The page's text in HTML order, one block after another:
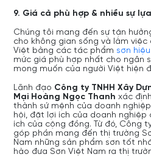
9. Giá cả phù hợp & nhiều sự
Chúng tôi mang đến sự tận
cho không gian sống và làm việc
Việt bằng các tác phẩm sơn
mức giá phù hợp nhất cho ngân
mong muốn của người Việt hiện
Lãnh đạo Công ty TNHH Xây
Mại Hoàng Ngọc Thanh xác
thành sứ mệnh của doanh
hội, đặt lợi ích của doanh nghiệp
ích của cộng đồng. Từ đó, Công
góp phần mang đến thị trường
Nam những sản phẩm sơn tốt
hào đưa Sơn Việt Nam ra thị